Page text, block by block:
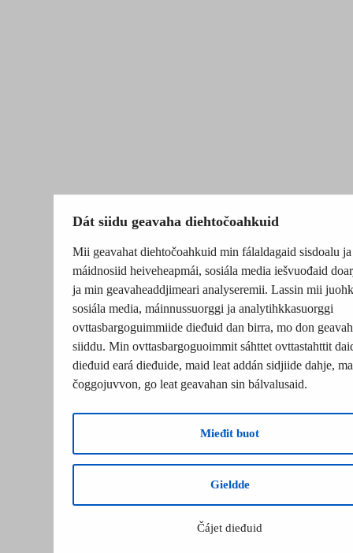
Dát siidu geavaha diehtočoahkuid
Mii geavahat diehtočoahkuid min fálaldagaid sisdoalu ja
máidnosiid heiveheapmái, sosiála media iešvuođaid
ja min geavaheaddjimeari analyseremii. Lassin mii
sosiála media, máinnussuorggi ja analytihkkasuorggi
ovttasbargoguimmiide dieđuid dan birra, mo don
siiddu. Min ovttasbargoguoimmit sáhttet ovttastahttit
dieđuid eará dieđuide, maid leat addán sidjiide dahje,
čoggojuvvon, go leat geavahan sin bálvalusaid.
Mieđit buot
Gieldde
Čájet dieđuid